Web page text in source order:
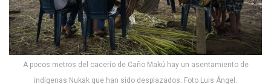
A pocos metros del cacerío de Caño Makú hay un asentamiento de
indígenas Nukak que han sido desplazados. Foto Luis Ángel.